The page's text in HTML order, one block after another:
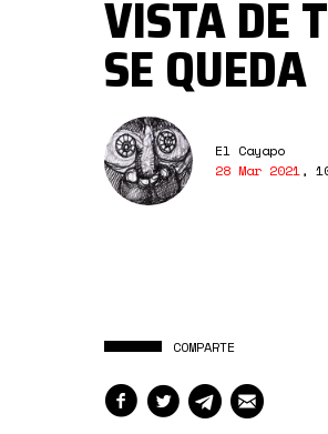
VISTA DE
SE QUEDA
El Cayapo
28 Mar 2021,
COMPARTE